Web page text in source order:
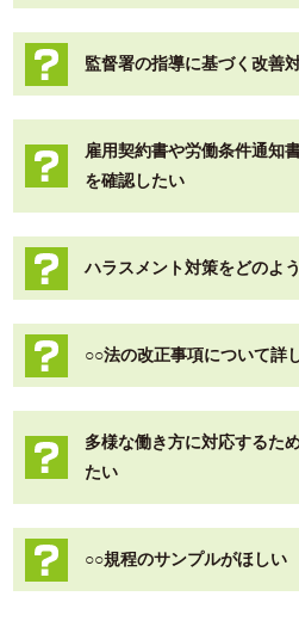
監督署の指導に基づく改善
雇用契約書や労働条件通知
を確認したい
ハラスメント対策をどのよ
○○法の改正事項について詳
多様な働き方に対応するた
たい
○○規程のサンプルがほしい